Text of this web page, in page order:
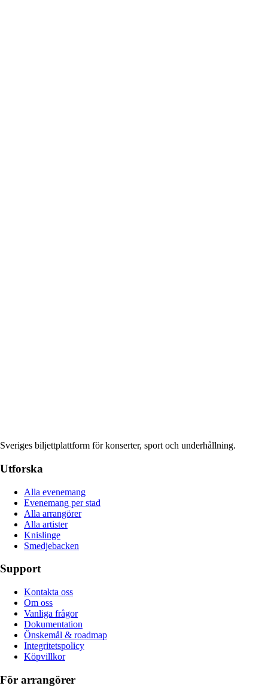
Sveriges biljettplattform för konserter, sport och underhållning.
Utforska
Alla evenemang
Evenemang per stad
Alla arrangörer
Alla artister
Knislinge
Smedjebacken
Support
Kontakta oss
Om oss
Vanliga frågor
Dokumentation
Önskemål & roadmap
Integritetspolicy
Köpvillkor
För arrangörer